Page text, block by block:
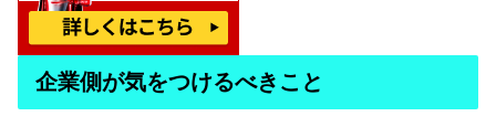
企業側が気をつけるべきこと